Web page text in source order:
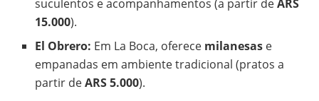
suculentos e acompanhamentos (a partir deARS
15.000).
El Obrero: Em La Boca, oferece milanesas e
empanadas em ambiente tradicional (pratos a
partir deARS 5.000).